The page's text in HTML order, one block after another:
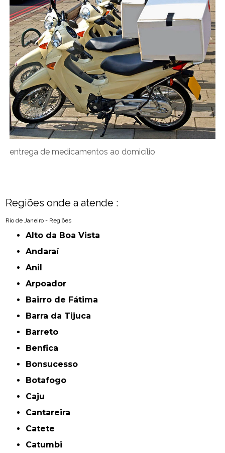
entrega de medicamentos ao domicílio
Regiões onde a atende :
Rio de Janeiro - Regiões
Alto da Boa Vista
Andaraí
Anil
Arpoador
Bairro de Fátima
Barra da Tijuca
Barreto
Benfica
Bonsucesso
Botafogo
Caju
Cantareira
Catete
Catumbi